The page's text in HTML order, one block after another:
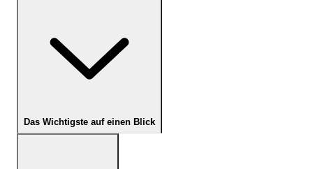
Das Wichtigste auf einen Blick